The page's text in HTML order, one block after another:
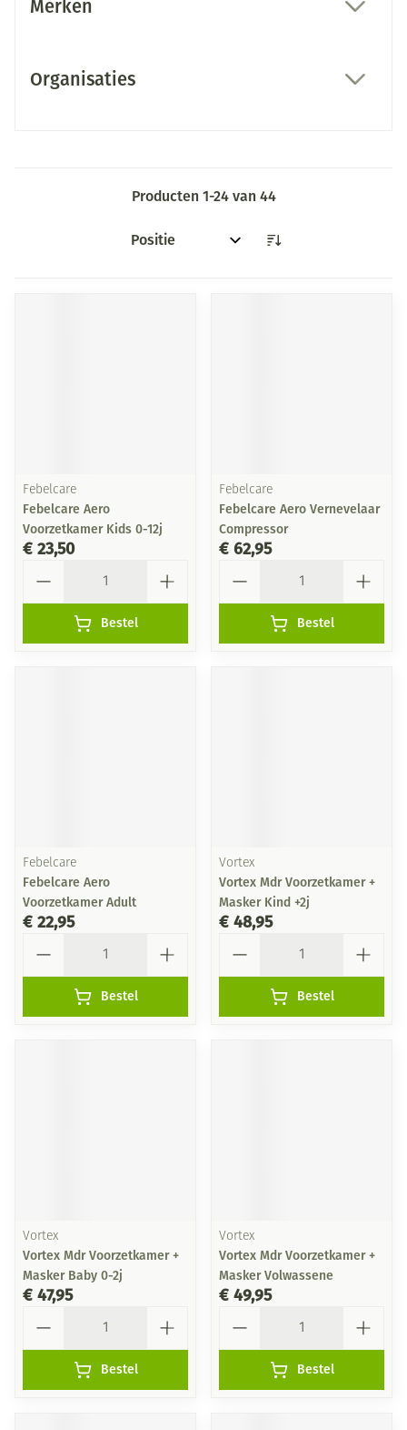
Merken
Organisaties
Producten 1-24van 44
Sorteer op:
Febelcare
Febelcare Aero
Voorzetkamer Kids 0-12j
€ 23,50
Bestel
Febelcare
Febelcare Aero Vernevelaar
Compressor
€ 62,95
Bestel
Febelcare
Febelcare Aero
Voorzetkamer Adult
€ 22,95
Bestel
Vortex
Vortex Mdr Voorzetkamer +
Masker Kind +2j
€ 48,95
Bestel
Vortex
Vortex Mdr Voorzetkamer +
Masker Baby 0-2j
€ 47,95
Bestel
Vortex
Vortex Mdr Voorzetkamer +
Masker Volwassene
€ 49,95
Bestel